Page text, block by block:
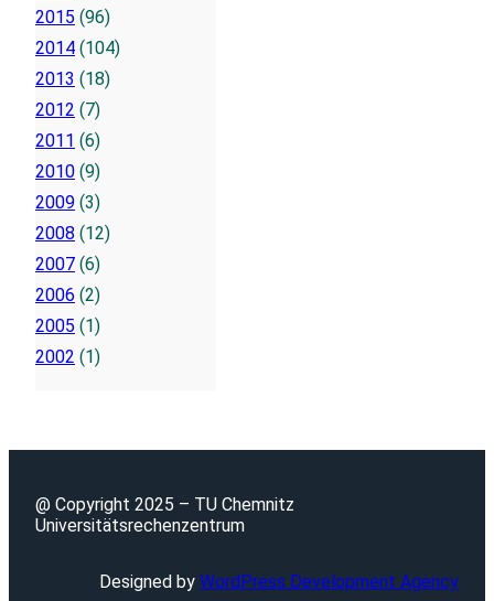
2015 (96)
2014 (104)
2013 (18)
2012 (7)
2011 (6)
2010 (9)
2009 (3)
2008 (12)
2007 (6)
2006 (2)
2005 (1)
2002 (1)
@ Copyright 2025 – TU Chemnitz
Universitätsrechenzentrum
Designed by WordPress Development Agency